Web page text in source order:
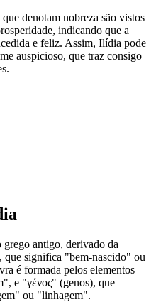
denotam nobreza são vistos
indicando que a
e feliz. Assim, Ilídia pode
auspicioso, que traz consigo
antigo, derivado da
que significa "bem-nascido" ou
é formada pelos elementos
e "γένος" (genos), que
ou "linhagem".